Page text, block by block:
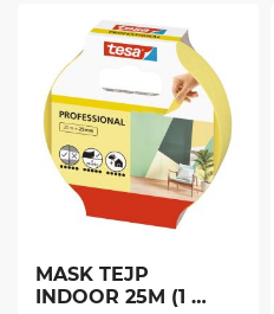
MASK TEJP
INDOOR 25M (1